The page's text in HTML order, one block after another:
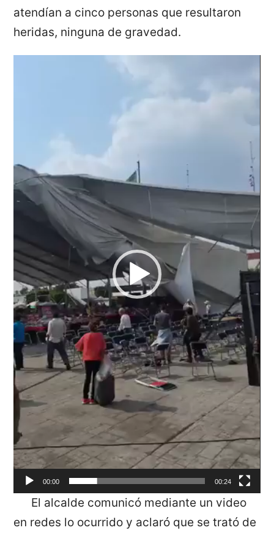
atendían a cinco personas que resultaron
heridas, ninguna de gravedad.
00:00 00:24
El alcalde comunicó mediante un video
en redes lo ocurrido y aclaró que se trató de